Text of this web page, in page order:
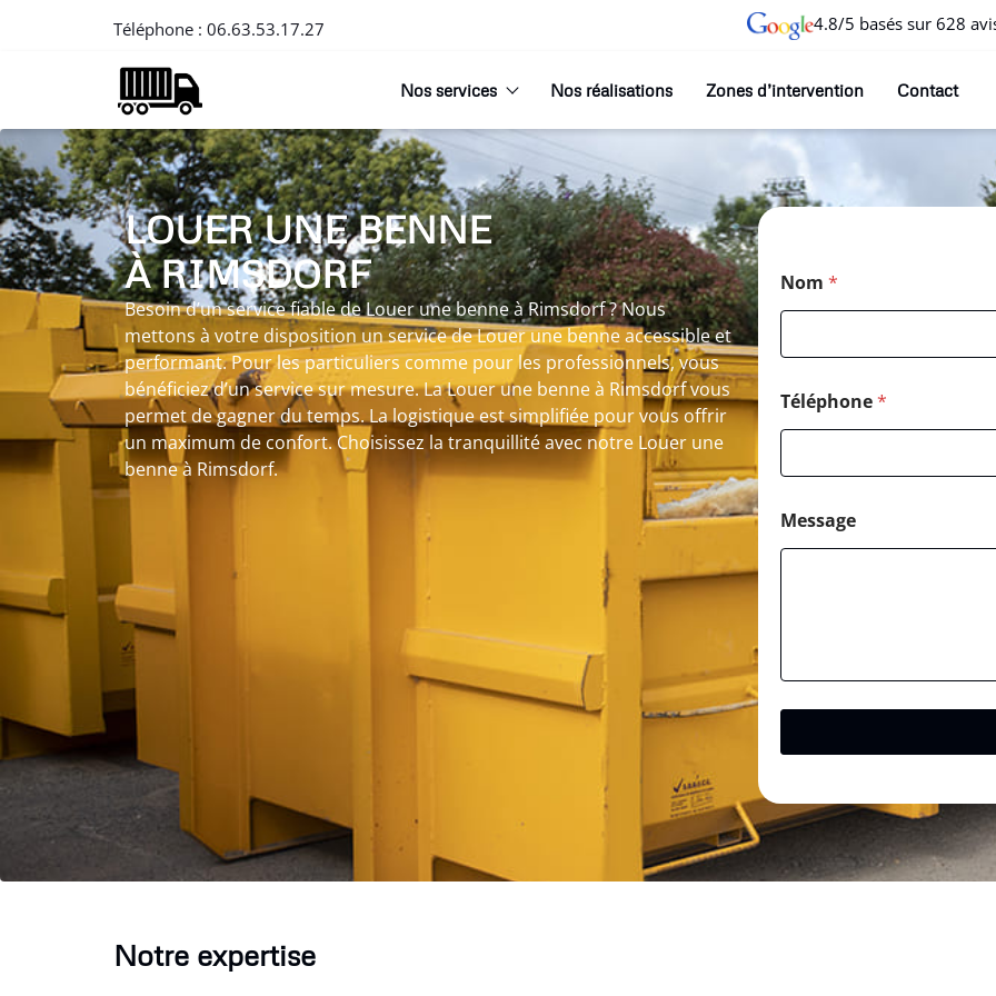
Téléphone : 06.63.53.17.27 4.8/5 basés sur 628
Nos services Nos réalisations Zones d’intervention Contact
LOUER UNE BENNE
À RIMSDORF
Besoin d’un service fiable de Louer une benne à Rimsdorf ? Nous
mettons à votre disposition un service de Louer une benne accessible et
performant. Pour les particuliers comme pour les professionnels, vous
bénéficiez d’un service sur mesure. La Louer une benne à Rimsdorf vous
permet de gagner du temps. La logistique est simplifiée pour vous offrir
un maximum de confort. Choisissez la tranquillité avec notre Louer une
benne à Rimsdorf.
Nom *
Téléphone*
Message
Notre expertise